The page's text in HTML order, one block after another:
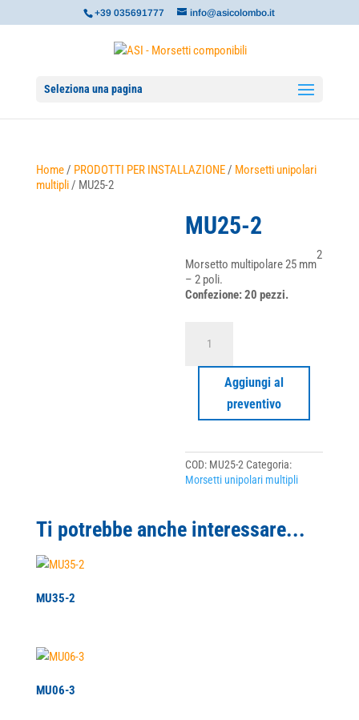
+39 035691777 info@asicolombo.it
Seleziona una pagina
Home/ PRODOTTI PER INSTALLAZIONE/ Morsetti unipolari
multipli/ MU25-2
MU25-2
Morsetto multipolare 25 mm
2
– 2 poli.
Confezione: 20 pezzi.
Aggiungi al
preventivo
COD: MU25-2 Categoria:
Morsetti unipolari multipli
Ti potrebbe anche interessare...
MU35-2
MU06-3